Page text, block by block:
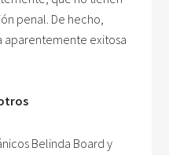
penal. De hecho,
aparentemente exitosa
Belinda Board y